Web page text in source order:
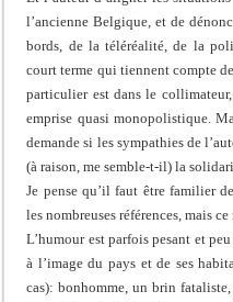
l’ancienne Belgique, et de
bords, de la téléréalité, de la
court terme qui tiennent compte
particulier est dans le
emprise quasi monopolistique.
demande si les sympathies de
(à raison, me semble-t-il) la
Je pense qu’il faut être familier
les nombreuses références, mais
L’humour est parfois pesant et
à l’image du pays et de ses
cas): bonhomme, un brin